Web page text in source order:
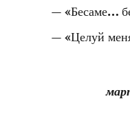
— «Бесаме…
— «Целуй